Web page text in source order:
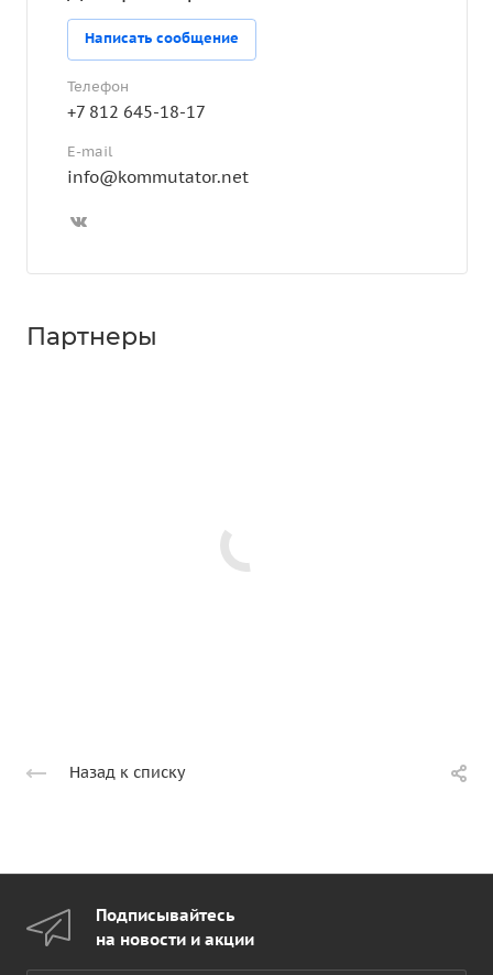
Написать сообщение
Телефон
+7 812 645-18-17
E-mail
info@kommutator.net
Партнеры
Назад к списку
Подписывайтесь
на новости и акции